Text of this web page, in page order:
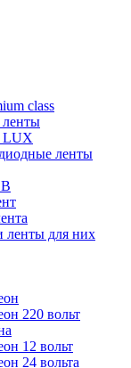
class
LUX
ленты
ленты для них
220 вольт
12 вольт
24 вольта